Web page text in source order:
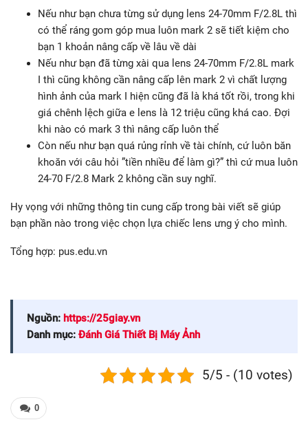
Nếu như bạn chưa từng sử dụng lens 24-70mm F/2.8L thì
có thể ráng gom góp mua luôn mark 2 sẽ tiết kiệm cho
bạn 1 khoản nâng cấp về lâu về dài
Nếu như bạn đã từng xài qua lens 24-70mm F/2.8L mark
I thì cũng không cần nâng cấp lên mark 2 vì chất lượng
hình ảnh của mark I hiện cũng đã là khá tốt rồi, trong khi
giá chênh lệch giữa e lens là 12 triệu cũng khá cao. Đợi
khi nào có mark 3 thì nâng cấp luôn thể
Còn nếu như bạn quá rủng rỉnh về tài chính, cứ luôn băn
khoăn với câu hỏi ”tiền nhiều để làm gì?” thì cứ mua luôn
24-70 F/2.8 Mark 2 không cần suy nghĩ.
Hy vọng với những thông tin cung cấp trong bài viết sẽ giúp
bạn phần nào trong việc chọn lựa chiếc lens ưng ý cho mình.
Tổng hợp: pus.edu.vn
Nguồn: https://25giay.vn
Danh mục: Đánh Giá Thiết Bị Máy Ảnh
5/5 - (10 votes)
0